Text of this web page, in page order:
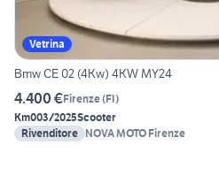
Vetrina
Bmw CE 02 (4Kw) 4KW MY24
4.400 €Firenze(FI)
Km003/2025Scooter
Rivenditore NOVA MOTO Firenze